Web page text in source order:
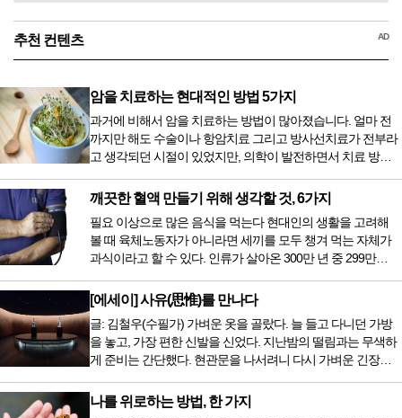
추천 컨텐츠 AD
암을 치료하는 현대적인 방법 5가지
과거에 비해서 암을 치료하는 방법이 많아졌습니다. 얼마 전
까지만 해도 수술이나 항암치료 그리고 방사선치료가 전부라
고 생각되던 시절이 있었지만, 의학이 발전하면서 치료 방법
오면서 암을 치료하는 방법이 하나 더 추가되었습니다. 중입
자 치료를 받기 위해서는 일본이나 독일 등 중입자 치료기가
있는 나라에 가서 힘들게 치료받았지만 얼마 전 국내 도입 후
전립선암 환자를 시작으로 중입자 치료기가 가동되었습니다.
치료 범위가 한정되어 모든 암 환자가 중입자 치료를 받을 수
는 없지만 치료...
깨끗한 혈액 만들기 위해 생각할 것, 6가지
필요 이상으로 많은 음식을 먹는다 현대인의 생활을 고려해
볼 때 육체노동자가 아니라면 세끼를 모두 챙겨 먹는 자체가
과식이라고 할 수 있다. 인류가 살아온 300만 년 중 299만
저녁을 습관적으로 음식을 섭취한다. 게다가 밤늦은 시간까지
음식을 먹거나, 아침에 식욕이 없는데도 ‘아침을 먹어야 하루
가 활기차다’라는 이야기에 사로잡혀 억지로 먹는 경우가 많
다. 식욕이 없다는 느낌은 본능이 보내는 신호다. 즉 먹어도 소
화할 힘이 없다거나 더 이상 먹으면 혈액 안에 잉여물...
[에세이] 사유(思惟)를 만나다
글: 김철우(수필가) 가벼운 옷을 골랐다. 늘 들고 다니던 가방
을 놓고, 가장 편한 신발을 신었다. 지난밤의 떨림과는 무색하
게 준비는 간단했다. 현관문을 나서려니 다시 가벼운 긴장감
막이 열리기 전. 그 특유의 무대 냄새를 맡았을 때의 긴장감 같
은 것이었다. 두 금동 미륵 반가사유상을 만나러 가는 길은 그
나를 위로하는 방법, 한 가지